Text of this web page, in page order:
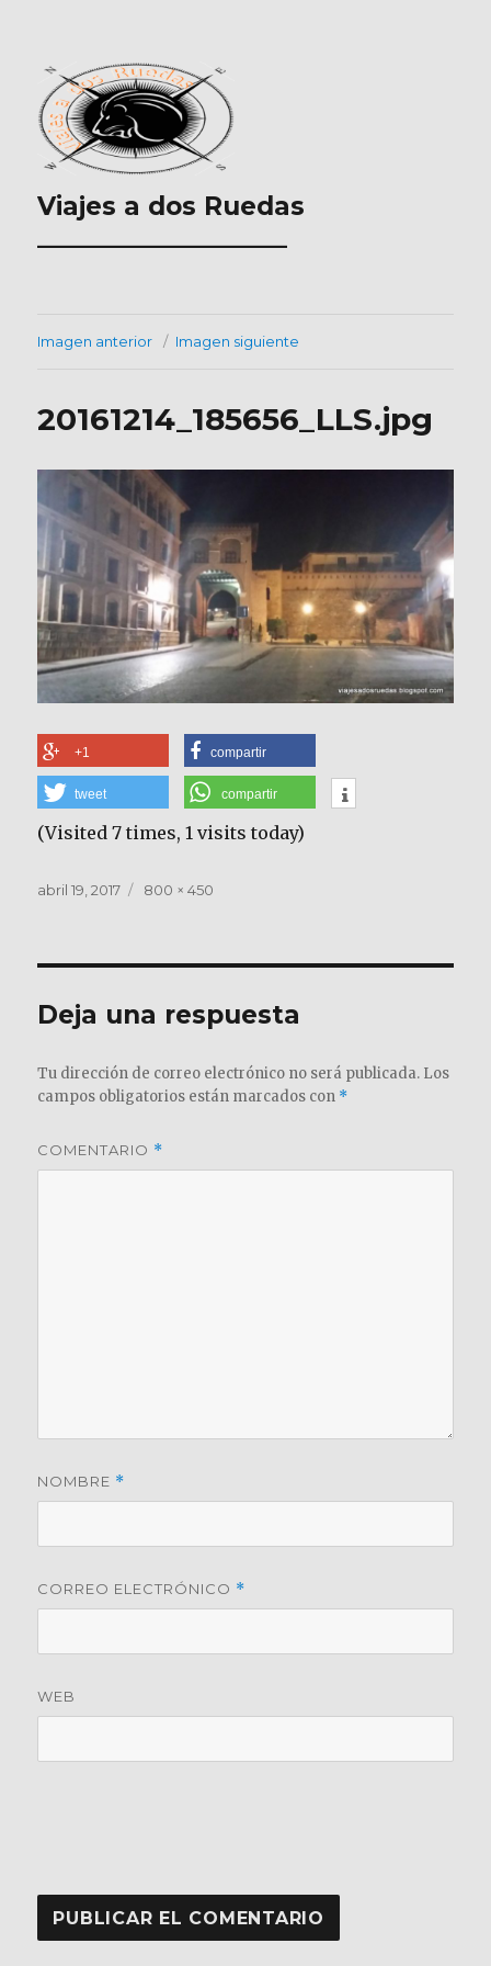
Viajes a dos Ruedas
___________________
Imagen anterior Imagen siguiente
20161214_185656_LLS.jpg
+1 compartir
tweet compartir
(Visited 7 times, 1 visits today)
Publicado
abril 19, 2017
Tamaño
800 × 450
Deja una respuesta
Tu dirección de correo electrónico no será publicada. Los
campos obligatorios están marcados con *
COMENTARIO *
NOMBRE *
CORREO ELECTRÓNICO *
WEB